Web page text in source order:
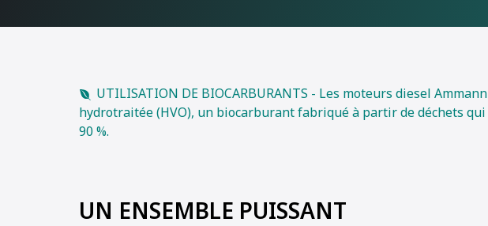
UTILISATION DE BIOCARBURANTS - Les moteurs diesel
hydrotraitée (HVO), un biocarburant fabriqué à partir de déchets qui
90 %.
UN ENSEMBLE PUISSANT